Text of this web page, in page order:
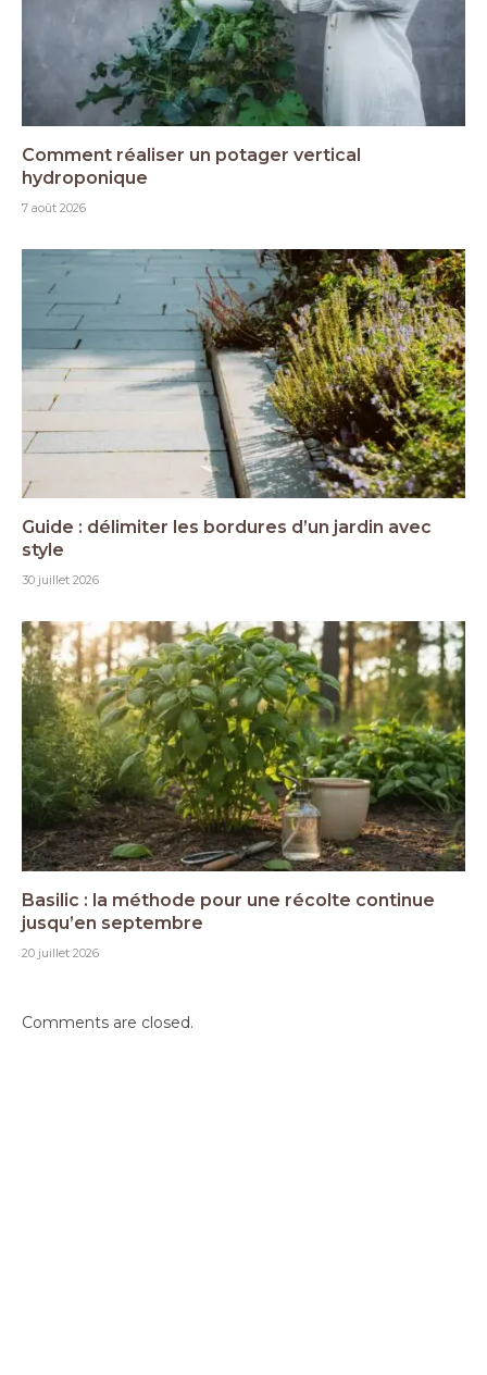
Comment réaliser un potager vertical
hydroponique
7 août 2026
Guide : délimiter les bordures d’un jardin avec
style
30 juillet 2026
Basilic : la méthode pour une récolte continue
jusqu’en septembre
20 juillet 2026
Comments are closed.